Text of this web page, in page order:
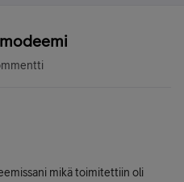
mikä toimitettiin oli